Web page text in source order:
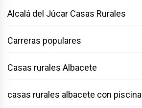
Alcalá del Júcar Casas Rurales
Carreras populares
Casas rurales Albacete
casas rurales albacete con piscina